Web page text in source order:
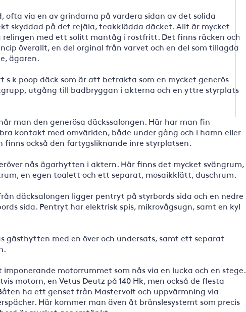
ofta via en av grindarna på vardera sidan av det solida
skyddad på det rejäla, teakklädda däcket. Allt är mycket
relingen med ett solitt mantåg i rostfritt. Det finns räcken och
överallt, en del orginal från varvet och en del som tillagda
ägaren.
k poop däck som är att betrakta som en mycket generös
utgång till badbryggan i akterna och en yttre styrplats
man den generösa däckssalongen. Här har man fin
kontakt med omvärlden, både under gång och i hamn eller
finns också den fartygsliknande inre styrplatsen.
nås ägarhytten i aktern. Här finns det mycket svängrum,
en egen toalett och ett separat, mosaikklätt, duschrum.
däcksalongen ligger pentryt på styrbords sida och en nedre
sida. Pentryt har elektrisk spis, mikrovågsugn, samt en kyl
gästhytten med en över och undersats, samt ett separat
motorrummet som nås via en lucka och en stege.
motorn, en Vetus Deutz på 140 Hk, men också de flesta
ha ett genset från Mastervolt och uppvärmning via
Här kommer man även åt bränslesystemt som precis